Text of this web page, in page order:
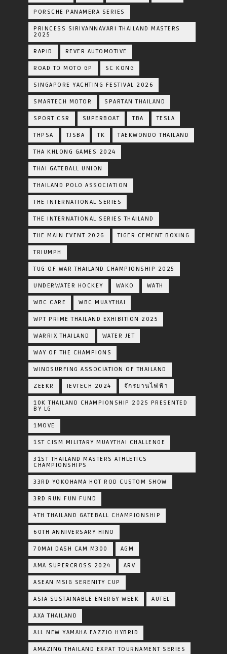
PORSCHE PANAMERA SERIES
PRINCESS SIRIVANNAVARI THAILAND MASTERS
2025
RAPID REVER AUTOMOTIVE
ROAD TO MOTO GP SC KONG
SINGAPORE YACHTING FESTIVAL 2026
SMARTECH MOTOR SPARTAN THAILAND
SPORT CSR SUPERBOAT TBA TESLA
THPSA TJSBA TK TAEKWONDO THAILAND
THA KHLONG GAMES 2024
THAI GATEBALL UNION
THAILAND POLO ASSOCIATION
THE INTERNATIONAL SERIES
THE INTERNATIONAL SERIES THAILAND
THE MAIN EVENT 2026 TIGER CEMENT BOXING
TRIUMPH
TUG OF WAR THAILAND CHAMPIONSHIP 2025
UNDERWATER HOCKEY WAKO WATH
WBC CARE WBC MUAYTHAI
WPT PRIME THAILAND EXHIBITION 2025
WARRIX THAILAND WATER JET
WAY OF THE CHAMPIONS
WINDSURFING ASSOCIATION OF THAILAND
ZEEKR IEVTECH 2024 จักรยานไฟฟ้า
10K THAILAND CHAMPIONSHIP 2025 PRESENTED
BY LG
1MOVE
1ST CISM MILITARY MUAYTHAI CHALLENGE
31ST THAILAND MASTERS ATHLETICS
CHAMPIONSHIPS
33RD YOKOHAMA HOT ROD CUSTOM SHOW
3RD RUN FUN FUND
4TH THAILAND GATEBALL CHAMPIONSHIP
60TH ANNIVERSARY HINO
70MAI DASH CAM M300 AGM
AMA SUPERCROSS 2024 ARV
ASEAN MSIG SERENITY CUP
ASIA SUSTAINABLE ENERGY WEEK AUTEL
AXA THAILAND
ALL NEW YAMAHA FAZZIO HYBRID
AMAZING THAILAND EXPAT TOURNAMENT SERIES